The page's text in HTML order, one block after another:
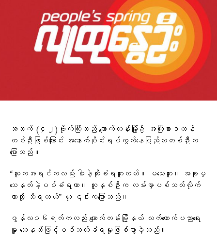
အသက် (၄၂)ဗိုက်ကြီးသည် ​ကျောက်တန်းမြို့၌ အကြီးစားဒလန်
တစ်ဦးဖြစ်​ကြောင်း ​အ​နောက်ပိုင်းရပ်ကွက်​နေပြည်သူတစ်ဦးက ​
ပြောသည်။
“သူကအရင်ကလည်း ဓါးနဲ့ထိုးခံရဘူးတယ်။ မ​သေဘူး။ အခုမှ
​သေနတ်နဲ့ပစ်ခံရတာ။ လူနှစ်ဦးက လမ်းမှာပစ်သတ်လိုက်
တာလို့ သိရတယ်” ဟု ၎င်းက​ပြောသည်။
ဇွန်လ၁၆ရက်ကလည်း ​ကျောက်တန်းမြို့နယ် လက်​ထောက်ပညာ​ရေး
မှူး ​သေနတ်ဖြင့်ပစ်သတ်ခံရမှုဖြစ်ပွားခဲ့သည်။